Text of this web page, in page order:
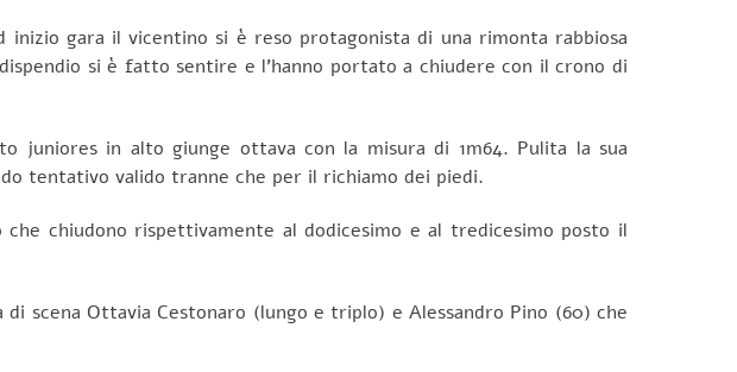
gara il vicentino si è reso protagonista di una rimonta rabbiosa
si è fatto sentire e l’hanno portato a chiudere con il crono di
juniores in alto giunge ottava con la misura di 1m64. Pulita la sua
tentativo valido tranne che per il richiamo dei piedi.
chiudono rispettivamente al dodicesimo e al tredicesimo posto il
scena Ottavia Cestonaro (lungo e triplo) e Alessandro Pino (60) che